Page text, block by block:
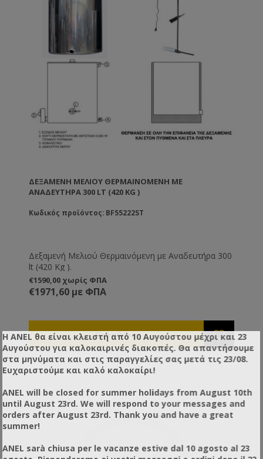
ΔΕΞΑΜΕΝΉ ΜΕΛΙΟΎ ΘΕΡΜΑΙΝΌΜΕΝΗ ΜΕ
ΑΝΑΔΕΥΤΉΡΑ 300 LT (420 KG )
Κωδικός προϊόντος: BF55222ST
Δεξαμενή Μελιού Θερμαινόμενη με Αναδευτήρα 300
lt (420 Kg ).
€1590,00 χωρίς ΦΠΑ
€1971,60 με ΦΠΑ
Η ANEL θα είναι κλειστή από 10 Αυγούστου μέχρι και 23
Αυγούστου για καλοκαιρινές διακοπές. Θα απαντήσουμε
στα μηνύματα και στις παραγγελίες σας μετά τις 23/08.
Ευχαριστούμε και καλό καλοκαίρι!
ANEL will be closed for summer holidays from August 10th
until August 23rd. We will respond to your messages and
orders after August 23rd. Thank you and have a great
summer!
ANEL sarà chiusa per le vacanze estive dal 10 agosto al 23